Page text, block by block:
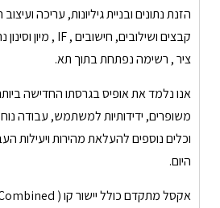
הזנת נתונים ובניית גיליונות, עריכה ועיצוב
ציר , רשימה נפתחת בתוך תא.
אנו נלמד את אופיס בגרסתו החדישה
משופרים, ידידותיות למשתמש, עבודה
וכלים נוספים להעלאת מהירות ויעילות
היום.